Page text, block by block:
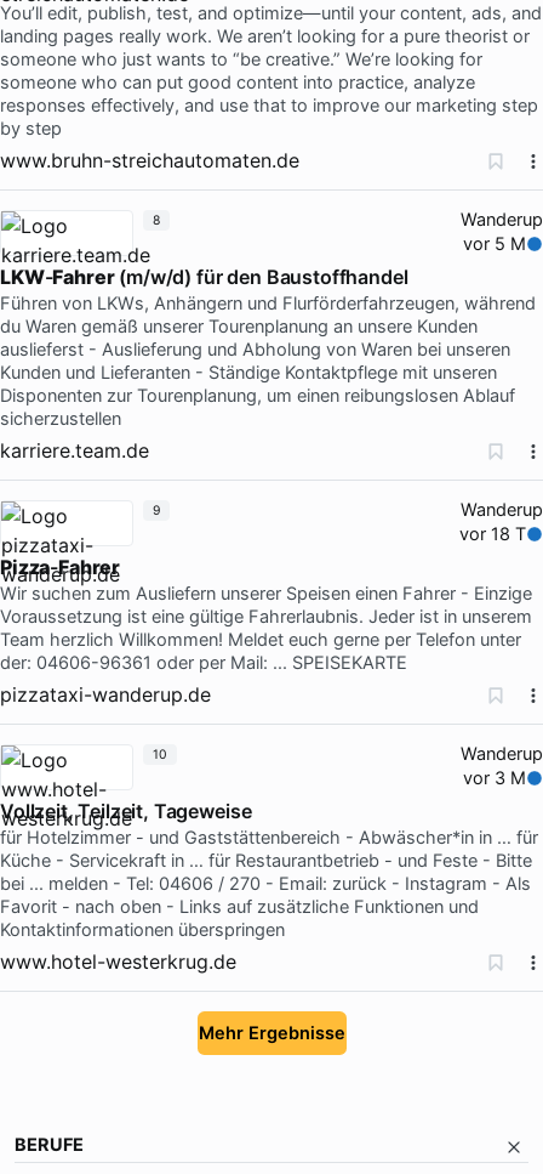
You’ll edit, publish, test, and optimize—until your content, ads, and
landing pages really work. We aren’t looking for a pure theorist or
someone who just wants to “be creative.” We’re looking for
someone who can put good content into practice, analyze
responses effectively, and use that to improve our marketing step
by step
www.bruhn-streichautomaten.de
Wanderup
vor 5 M
LKW-Fahrer(m/w/d) für den Baustoffhandel
Führen von LKWs, Anhängern und Flurförderfahrzeugen, während
du Waren gemäß unserer Tourenplanung an unsere Kunden
auslieferst - Auslieferung und Abholung von Waren bei unseren
Kunden und Lieferanten - Ständige Kontaktpflege mit unseren
Disponenten zur Tourenplanung, um einen reibungslosen Ablauf
sicherzustellen
karriere.team.de
8
Wanderup
vor 18 T
Pizza-Fahrer
Wir suchen zum Ausliefern unserer Speisen einen Fahrer - Einzige
Voraussetzung ist eine gültige Fahrerlaubnis. Jeder ist in unserem
Team herzlich Willkommen! Meldet euch gerne per Telefon unter
der: 04606-96361 oder per Mail: ... SPEISEKARTE
pizzataxi-wanderup.de
9
Wanderup
vor 3 M
Vollzeit, Teilzeit, Tageweise
für Hotelzimmer - und Gaststättenbereich - Abwäscher*in in … für
Küche - Servicekraft in … für Restaurantbetrieb - und Feste - Bitte
bei ... melden - Tel: 04606 / 270 - Email: zurück - Instagram - Als
Favorit - nach oben - Links auf zusätzliche Funktionen und
Kontaktinformationen überspringen
www.hotel-westerkrug.de
10
Mehr Ergebnisse
BERUFE